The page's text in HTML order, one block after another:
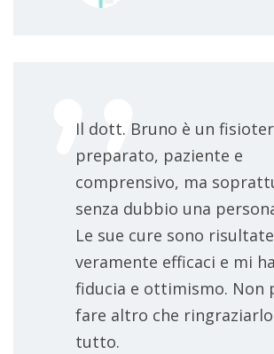
Il dott. Bruno è un
preparato, paziente e
comprensivo, ma
senza dubbio una
Le sue cure sono risultate
veramente efficaci e mi
fiducia e ottimismo. Non
fare altro che
tutto.